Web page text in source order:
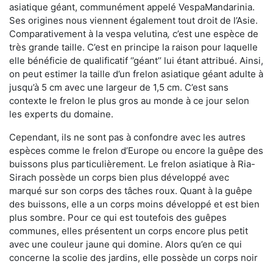
asiatique géant, communément appelé VespaMandarinia.
Ses origines nous viennent également tout droit de l’Asie.
Comparativement à la vespa velutina, c’est une espèce de
très grande taille. C’est en principe la raison pour laquelle
elle bénéficie de qualificatif ‘’géant’’ lui étant attribué. Ainsi,
on peut estimer la taille d’un frelon asiatique géant adulte à
jusqu’à 5 cm avec une largeur de 1,5 cm. C’est sans
contexte le frelon le plus gros au monde à ce jour selon
les experts du domaine.
Cependant, ils ne sont pas à confondre avec les autres
espèces comme le frelon d’Europe ou encore la guêpe des
buissons plus particulièrement. Le frelon asiatique à Ria-
Sirach possède un corps bien plus développé avec
marqué sur son corps des tâches roux. Quant à la guêpe
des buissons, elle a un corps moins développé et est bien
plus sombre. Pour ce qui est toutefois des guêpes
communes, elles présentent un corps encore plus petit
avec une couleur jaune qui domine. Alors qu’en ce qui
concerne la scolie des jardins, elle possède un corps noir